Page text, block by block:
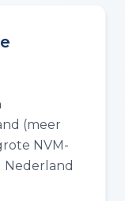
(meer
NVM-
Nederland